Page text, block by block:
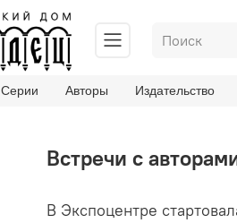
Серии Авторы Издательство
Встречи с
В Экспоцентре